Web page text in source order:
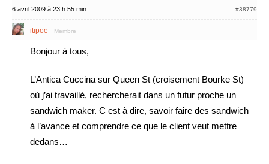
6 avril 2009 à 23 h 55 min #38779
itipoe Membre
Bonjour à tous,
L’Antica Cuccina sur Queen St (croisement Bourke St)
où j’ai travaillé, rechercherait dans un futur proche un
sandwich maker. C est à dire, savoir faire des sandwich
à l’avance et comprendre ce que le client veut mettre
dedans…